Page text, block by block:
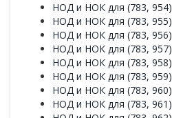
НОД и НОК для (783, 954)
НОД и НОК для (783, 955)
НОД и НОК для (783, 956)
НОД и НОК для (783, 957)
НОД и НОК для (783, 958)
НОД и НОК для (783, 959)
НОД и НОК для (783, 960)
НОД и НОК для (783, 961)